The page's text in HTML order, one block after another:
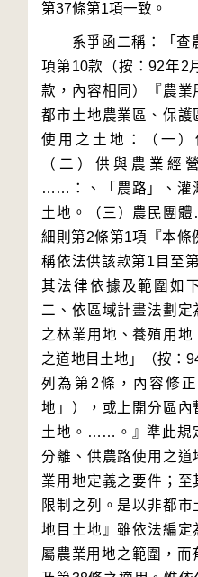
系爭函二稱：「查
項第10款（按：92年2
款，內容相同）『農
都市土地農業區、保護
使用之土地：（一
（二）供與農業經
……：、「農路」、灌
土地。（三）農民團
細則第2條第1項『本條
稱依法供該款第1目至
其法律依據及範圍如
二、依區域計畫法劃
之林業用地、養殖用
之道地目土地」（按：
列為第2條，內容修
地」），或上開分區內
土地。……。』準此規
分離、供農路使用之
業用地定義之要件；
限制之列。是以非都
地目土地』雖依法編
屬農業用地之範圍，而